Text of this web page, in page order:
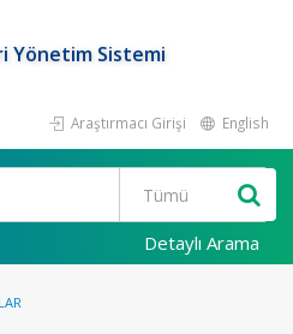
Yönetim Sistemi
Araştırmacı Girişi English
Detaylı Arama